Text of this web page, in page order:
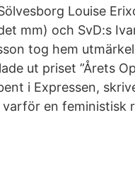
Louise
mm) och SvD:s
tog hem
ut priset ”Årets
i Expressen,
en feministisk